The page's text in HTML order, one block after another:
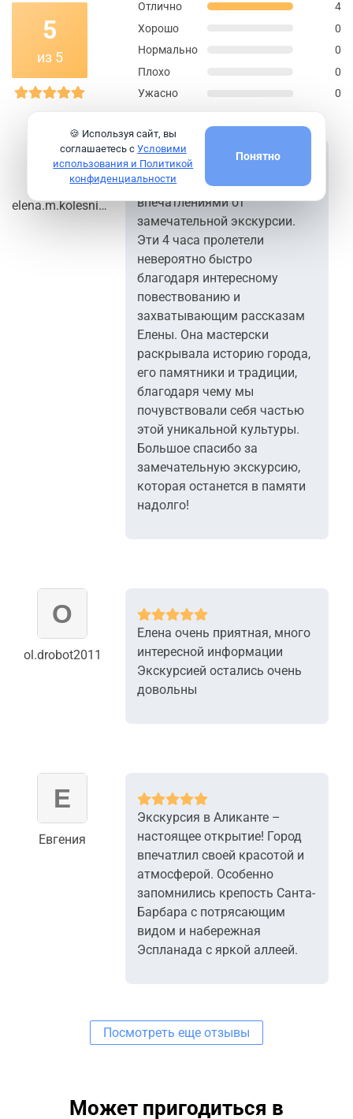
5
из 5
Отлично
4
Хорошо
0
Нормально
0
Плохо
0
Ужасно
0
elena.m.kolesnikova
Хочу поделиться
впечатлениями от
замечательной экскурсии.
Эти 4 часа пролетели
невероятно быстро
благодаря интересному
повествованию и
захватывающим рассказам
Елены. Она мастерски
раскрывала историю города,
его памятники и традиции,
благодаря чему мы
почувствовали себя частью
этой уникальной культуры.
Большое спасибо за
замечательную экскурсию,
которая останется в памяти
надолго!
ol.drobot2011
Елена очень приятная, много
интересной информации
Экскурсией остались очень
довольны
Евгения
Экскурсия в Аликанте –
настоящее открытие! Город
впечатлил своей красотой и
атмосферой. Особенно
запомнились крепость Санта-
Барбара с потрясающим
видом и набережная
Эспланада с яркой аллеей.
Посмотреть еще отзывы
Может пригодиться в
🍪 Используя сайт, вы
соглашаетесь с Условими
использования и Политикой
конфиденциальности
Понятно